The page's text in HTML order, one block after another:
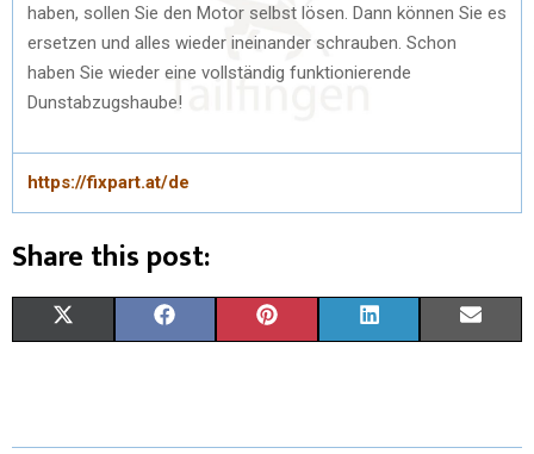
haben, sollen Sie den Motor selbst lösen. Dann können Sie es
ersetzen und alles wieder ineinander schrauben. Schon
haben Sie wieder eine vollständig funktionierende
Dunstabzugshaube!
https://fixpart.at/de
Share this post:
W E T K I